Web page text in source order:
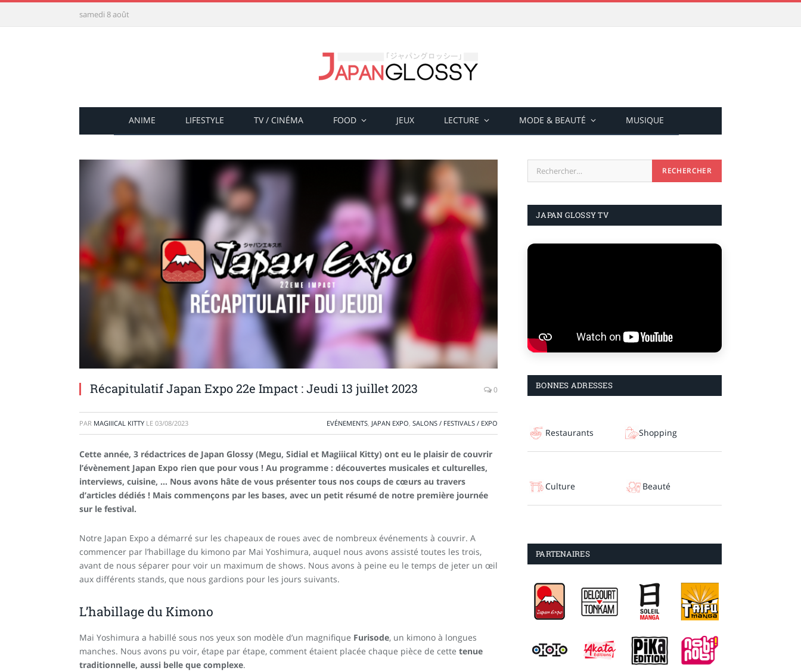
samedi 8 août
ANIME LIFESTYLE TV / CINÉMA FOOD JEUX LECTURE MODE & BEAUTÉ MUSIQUE
Récapitulatif Japan Expo 22e Impact : Jeudi 13 juillet 2023 0
PAR MAGIIICAL KITTY LE 03/08/2023 EVÉNEMENTS, JAPAN EXPO, SALONS / FESTIVALS / EXPO
Cette année, 3 rédactrices de Japan Glossy (Megu, Sidial et Magiiical Kitty) ont eu le plaisir de couvrir
l’évènement Japan Expo rien que pour vous ! Au programme : découvertes musicales et culturelles,
interviews, cuisine, … Nous avons hâte de vous présenter tous nos coups de cœurs au travers
d’articles dédiés ! Mais commençons par les bases, avec un petit résumé de notre première journée
sur le festival.
Notre Japan Expo a démarré sur les chapeaux de roues avec de nombreux événements à couvrir. A
commencer par l’habillage du kimono par Mai Yoshimura, auquel nous avons assisté toutes les trois,
avant de nous séparer pour voir un maximum de shows. Nous avons à peine eu le temps de jeter un œil
aux différents stands, que nous gardions pour les jours suivants.
L’habillage du Kimono
Mai Yoshimura a habillé sous nos yeux son modèle d’un magnifique Furisode, un kimono à longues
manches. Nous avons pu voir, étape par étape, comment étaient placée chaque pièce de cette tenue
traditionnelle, aussi belle que complexe.
JAPAN GLOSSY TV
BONNES ADRESSES
Restaurants Shopping
Culture Beauté
PARTENAIRES